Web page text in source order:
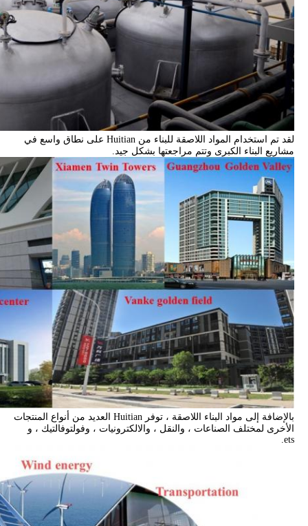
لقد تم استخدام المواد اللاصقة للبناء من Huitian على نطاق واسع في
مشاريع البناء الكبرى وتتم مراجعتها بشكل جيد.
بالإضافة إلى مواد البناء اللاصقة ، توفر Huitian العديد من أنواع المنتجات
الأخرى لمختلف الصناعات ، والنقل ، والالكترونيات ، وفولتوفالتيك ، و
ets.